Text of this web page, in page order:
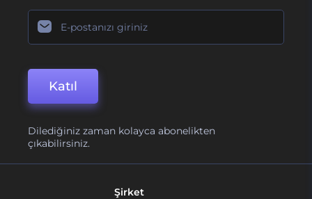
Katıl
Dilediğiniz zaman kolayca abonelikten
çıkabilirsiniz.
Şirket